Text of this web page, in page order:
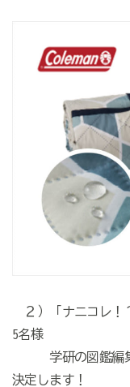
２）「ナニコレ！
5名様
学研の図鑑編集
決定します！